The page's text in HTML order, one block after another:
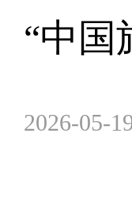
“中国
2026-05-